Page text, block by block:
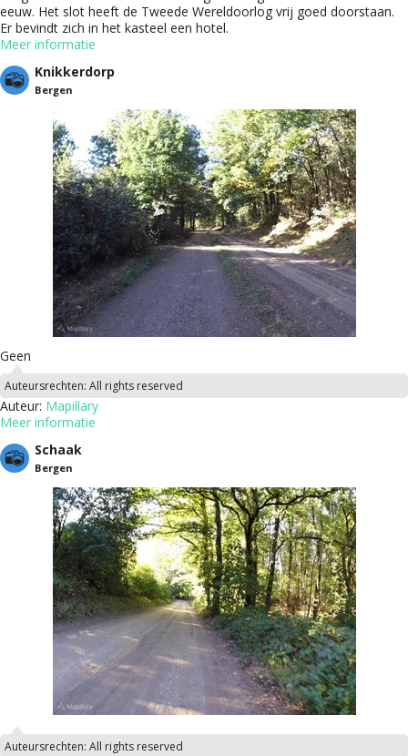
eeuw. Het slot heeft de Tweede Wereldoorlog vrij goed doorstaan.
Er bevindt zich in het kasteel een hotel.
Meer informatie
Knikkerdorp
Bergen
Geen
Auteursrechten: All rights reserved
Auteur: Mapillary
Meer informatie
Schaak
Bergen
Auteursrechten: All rights reserved